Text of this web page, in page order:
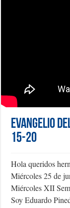
Evangelio
15-20
Hola queridos
Miércoles 25 de
Miércoles XII
Soy Eduardo